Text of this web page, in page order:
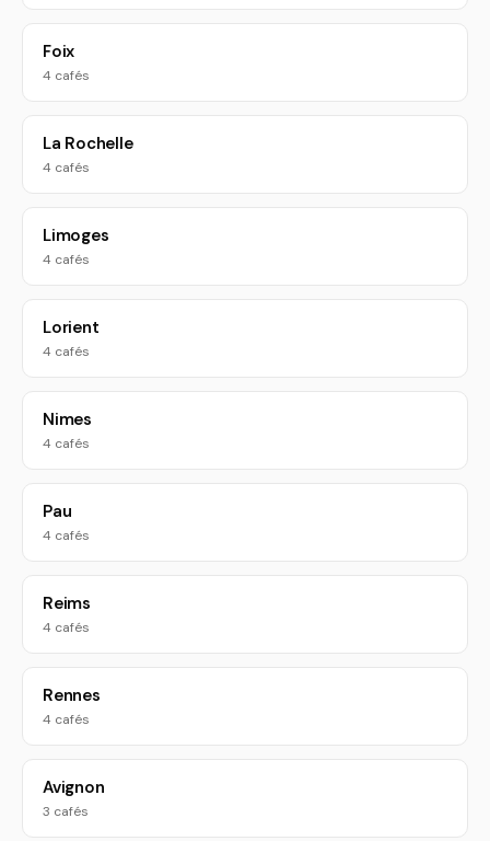
Foix
4 cafés
La Rochelle
4 cafés
Limoges
4 cafés
Lorient
4 cafés
Nimes
4 cafés
Pau
4 cafés
Reims
4 cafés
Rennes
4 cafés
Avignon
3 cafés